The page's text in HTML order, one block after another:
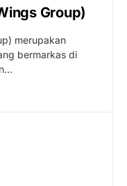
Group)
merupakan
bermarkas di